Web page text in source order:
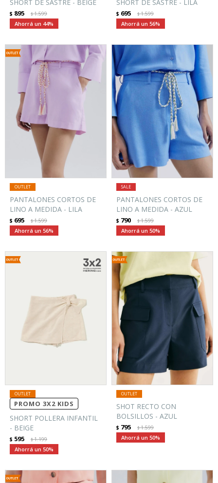
SHORT DE SASTRE - BEIGE
$ 895 $1.599
44
SHORT DE SASTRE - LILA
$ 695 $1.599
56
PANTALONES CORTOS DE
LINO A MEDIDA - LILA
$ 695 $1.599
56
PANTALONES CORTOS DE
LINO A MEDIDA - AZUL
$ 790 $1.599
50
PROMO 3X2 KIDS
SHORT POLLERA INFANTIL
- BEIGE
$ 595 $1.199
50
SHOT RECTO CON
BOLSILLOS - AZUL
$ 795 $1.599
50